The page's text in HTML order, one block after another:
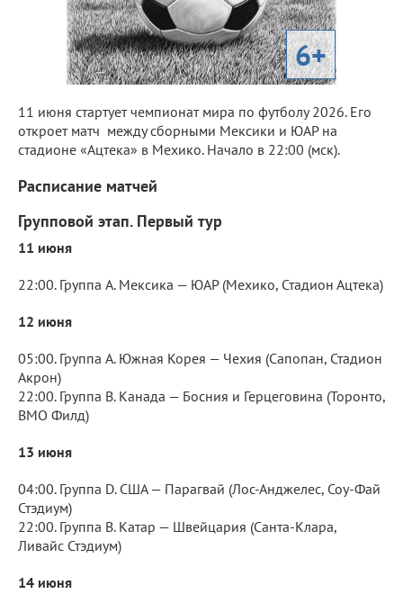
6+
11 июня стартует чемпионат мира по футболу 2026. Его
откроет матч между сборными Мексики и ЮАР на
стадионе «Ацтека» в Мехико. Начало в 22:00 (мск).
Расписание матчей
Групповой этап. Первый тур
11 июня
22:00. Группа A. Мексика — ЮАР (Мехико, Стадион Ацтека)
12 июня
05:00. Группа A. Южная Корея — Чехия (Сапопан, Стадион
Акрон)
22:00. Группа B. Канада — Босния и Герцеговина (Торонто,
BMO Филд)
13 июня
04:00. Группа D. США — Парагвай (Лос-Анджелес, Соу-Фай
Стэдиум)
22:00. Группа B. Катар — Швейцария (Санта-Клара,
Ливайс Стэдиум)
14 июня